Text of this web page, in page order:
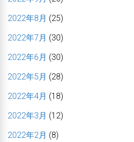
2022年8月 (25)
2022年7月 (30)
2022年6月 (30)
2022年5月 (28)
2022年4月 (18)
2022年3月 (12)
2022年2月 (8)